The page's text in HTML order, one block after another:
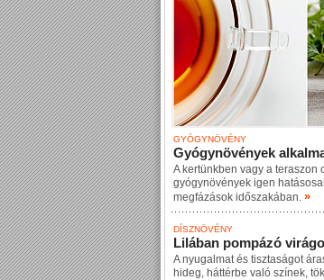
GYÓGYNÖVÉNY
Gyógynövények
A kertünkben vagy a teraszon
gyógynövények igen
megfázások időszakában. »
DÍSZNÖVÉNY
Lilában pompázó
A nyugalmat és tisztaságot
hideg, háttérbe való színek,